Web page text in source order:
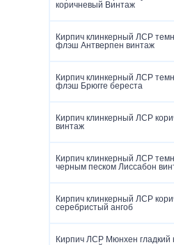
коричневый Винтаж
Кирпич клинкерный ЛСР
флэш Антверпен винтаж
Кирпич клинкерный ЛСР
флэш Брюгге береста
Кирпич клинкерный ЛСР
винтаж
Кирпич клинкерный ЛСР
черным песком Лиссабон
Кирпич клинкерный ЛСР
серебристый ангоб
Кирпич ЛСР Мюнхен гладкий